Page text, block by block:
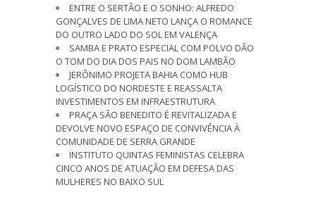
ENTRE O SERTÃO E O SONHO: ALFREDO
GONÇALVES DE LIMA NETO LANÇA O ROMANCE
DO OUTRO LADO DO SOL EM VALENÇA
SAMBA E PRATO ESPECIAL COM POLVO DÃO
O TOM DO DIA DOS PAIS NO DOM LAMBÃO
JERÔNIMO PROJETA BAHIA COMO HUB
LOGÍSTICO DO NORDESTE E REASSALTA
INVESTIMENTOS EM INFRAESTRUTURA
PRAÇA SÃO BENEDITO É REVITALIZADA E
DEVOLVE NOVO ESPAÇO DE CONVIVÊNCIA À
COMUNIDADE DE SERRA GRANDE
INSTITUTO QUINTAS FEMINISTAS CELEBRA
CINCO ANOS DE ATUAÇÃO EM DEFESA DAS
MULHERES NO BAIXO SUL